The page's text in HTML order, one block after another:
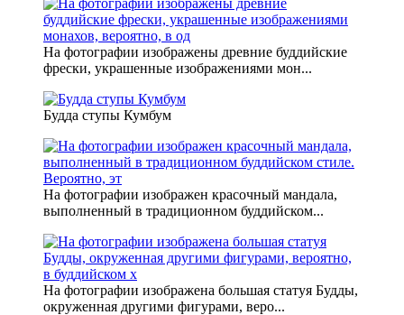
На фотографии изображены древние буддийские
фрески, украшенные изображениями мон...
Будда ступы Кумбум
На фотографии изображен красочный мандала,
выполненный в традиционном буддийском...
На фотографии изображена большая статуя Будды,
окруженная другими фигурами, веро...